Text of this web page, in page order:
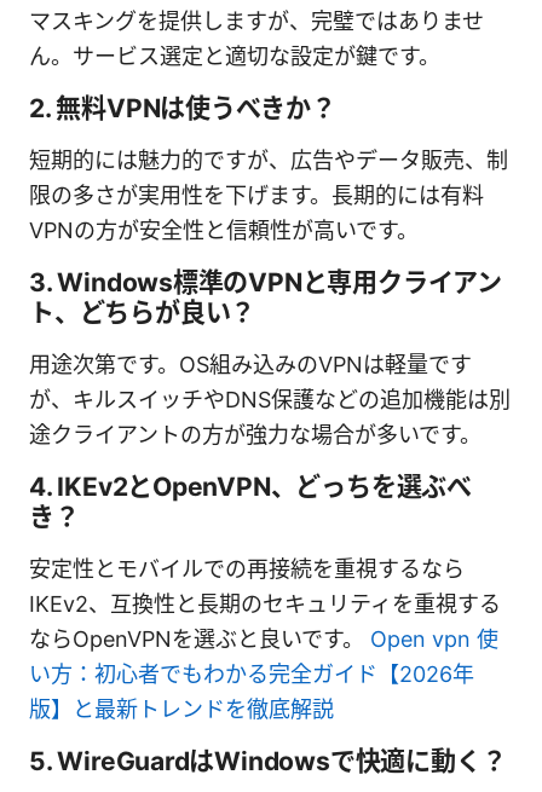
マスキングを提供しますが、完璧ではありませ
ん。サービス選定と適切な設定が鍵です。
2. 無料VPNは使うべきか？
短期的には魅力的ですが、広告やデータ販売、制
限の多さが実用性を下げます。長期的には有料
VPNの方が安全性と信頼性が高いです。
3. Windows標準のVPNと専用クライアン
ト、どちらが良い？
用途次第です。OS組み込みのVPNは軽量です
が、キルスイッチやDNS保護などの追加機能は別
途クライアントの方が強力な場合が多いです。
4. IKEv2とOpenVPN、どっちを選ぶべ
き？
安定性とモバイルでの再接続を重視するなら
IKEv2、互換性と長期のセキュリティを重視する
ならOpenVPNを選ぶと良いです。 Open vpn 使
い方：初心者でもわかる完全ガイド【2026年
版】と最新トレンドを徹底解説
5. WireGuardはWindowsで快適に動く？